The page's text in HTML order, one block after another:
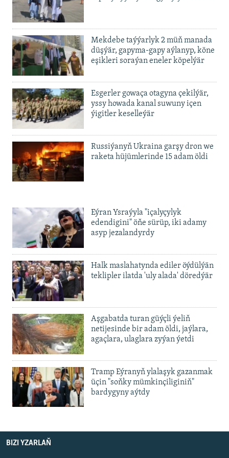
Mekdebe taýýarlyk 2 müň manada
düşýär, gapyma-gapy aýlanyp, köne
eşikleri soraýan eneler köpelýär
Esgerler gowaça otagyna çekilýär,
yssy howada kanal suwuny içen
ýigitler keselleýär
Russiýanyň Ukraina garşy dron we
raketa hüjümlerinde 15 adam öldi
Eýran Ysraýyla "içalyçylyk
edendigini" öňe sürüp, iki adamy
asyp jezalandyrdy
Halk maslahatynda ediler öýdülýän
teklipler ilatda 'uly alada' döredýär
Aşgabatda turan güýçli ýeliň
netijesinde bir adam öldi, jaýlara,
agaçlara, ulaglara zyýan ýetdi
Tramp Eýranyň ylalaşyk gazanmak
üçin "soňky mümkinçiliginiň"
bardygyny aýtdy
BIZI YZARLAŇ